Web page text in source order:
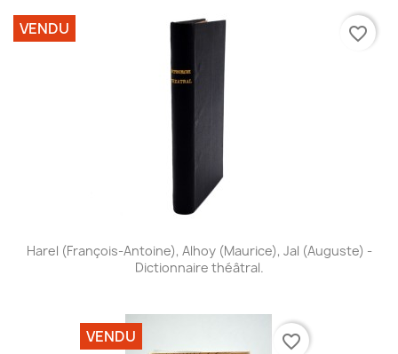
Harel (François-Antoine), Alhoy (Maurice), Jal (Auguste) -
Dictionnaire théâtral.
VENDU favorite_border
VENDU favorite_border